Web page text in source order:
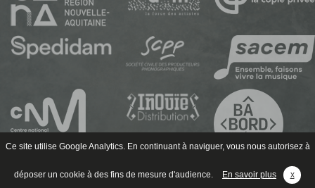
Ce site utilise Google Analytics. En continuant à naviguer, vous nous autorisez à
déposer un cookie à des fins de mesure d'audience. En savoir plus x